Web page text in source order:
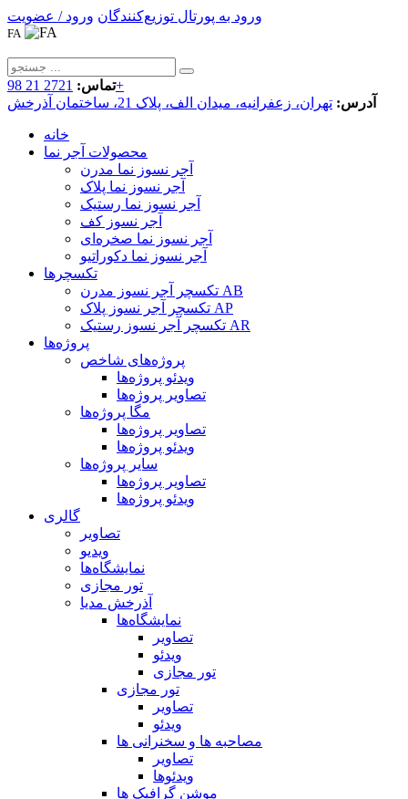
ورود به پورتال توزیع‌کنندگان ورود / عضویت
FA
تماس:2721 21 98+
آدرس: تهران، زعفرانیه، میدان الف، پلاک 21، ساختمان آذرخش
خانه
محصولات آجر نما
آجر نسوز نما مدرن
آجر نسوز نما پلاک
آجر نسوز نما رستیک
آجر نسوز کف
آجر نسوز نما صخره‌ای
آجر نسوز نما دکوراتیو
تکسچرها
تکسچر آجر نسوز مدرن AB
تکسچر آجر نسوز پلاک AP
تکسچر آجر نسوز رستیک AR
پروژه‌ها
پروژه‌های شاخص
ویدئو پروژه‌ها
تصاویر پروژه‌ها
مگا پروژه‌ها
تصاویر پروژه‌ها
ویدئو پروژه‌ها
سایر پروژه‌ها
تصاویر پروژه‌ها
ویدئو پروژه‌ها
گالری
تصاویر
ویدیو
نمایشگاه‌ها
تور مجازی
آذرخش مدیا
نمایشگاه‌ها
تصاویر
ویدئو
تور مجازی
تور مجازی
تصاویر
ویدئو
مصاحبه ها و سخنرانی ها
تصاویر
ویدئوها
موشن گرافیک ها